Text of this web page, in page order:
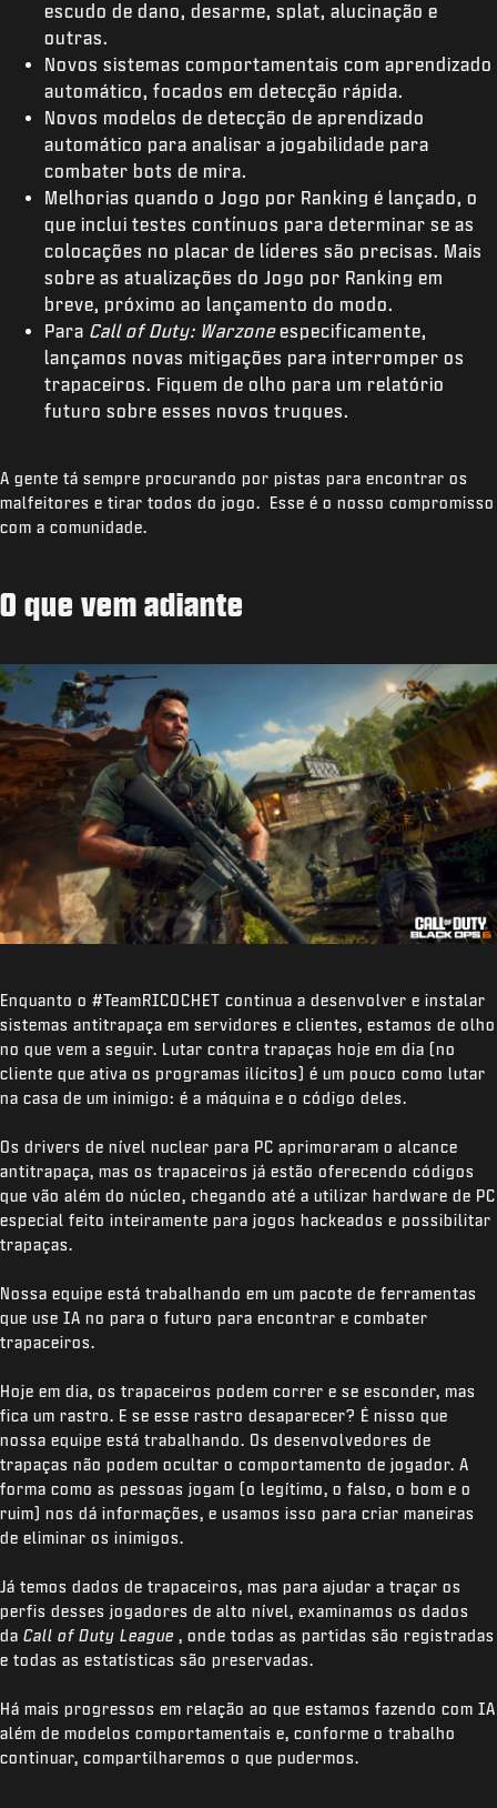
escudo de dano, desarme, splat, alucinação e
outras.
Novos sistemas comportamentais com aprendizado
automático, focados em detecção rápida.
Novos modelos de detecção de aprendizado
automático para analisar a jogabilidade para
combater bots de mira.
Melhorias quando o Jogo por Ranking é lançado, o
que inclui testes contínuos para determinar se as
colocações no placar de líderes são precisas. Mais
sobre as atualizações do Jogo por Ranking em
breve, próximo ao lançamento do modo.
Para Call of Duty: Warzoneespecificamente,
lançamos novas mitigações para interromper os
trapaceiros. Fiquem de olho para um relatório
futuro sobre esses novos truques.
A gente tá sempre procurando por pistas para encontrar os
malfeitores e tirar todos do jogo. Esse é o nosso compromisso
com a comunidade.
O que vem adiante
Enquanto o #TeamRICOCHET continua a desenvolver e instalar
sistemas antitrapaça em servidores e clientes, estamos de olho
no que vem a seguir. Lutar contra trapaças hoje em dia (no
cliente que ativa os programas ilícitos) é um pouco como lutar
na casa de um inimigo: é a máquina e o código deles.
Os drivers de nível nuclear para PC aprimoraram o alcance
antitrapaça, mas os trapaceiros já estão oferecendo códigos
que vão além do núcleo, chegando até a utilizar hardware de PC
especial feito inteiramente para jogos hackeados e possibilitar
trapaças.
Nossa equipe está trabalhando em um pacote de ferramentas
que use IA no para o futuro para encontrar e combater
trapaceiros.
Hoje em dia, os trapaceiros podem correr e se esconder, mas
fica um rastro. E se esse rastro desaparecer? É nisso que
nossa equipe está trabalhando. Os desenvolvedores de
trapaças não podem ocultar o comportamento de jogador. A
forma como as pessoas jogam (o legítimo, o falso, o bom e o
ruim) nos dá informações, e usamos isso para criar maneiras
de eliminar os inimigos.
Já temos dados de trapaceiros, mas para ajudar a traçar os
perfis desses jogadores de alto nível, examinamos os dados
da Call of Duty League , onde todas as partidas são registradas
e todas as estatísticas são preservadas.
Há mais progressos em relação ao que estamos fazendo com IA
além de modelos comportamentais e, conforme o trabalho
continuar, compartilharemos o que pudermos.